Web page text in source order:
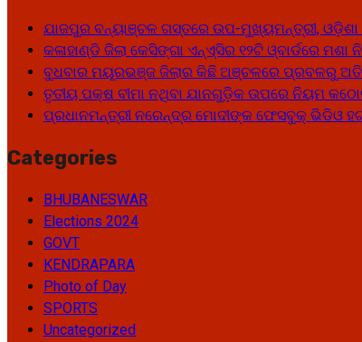
ଯାଜପୁର ବନ୍ୟାଞ୍ଚଳ ଗସ୍ତରେ ଉପ-ମୁଖ୍ୟମନ୍ତ୍ରୀ, ଓଡ଼ିଶା
କଳାହାଣ୍ଡି ଜିଲା କେସିଙ୍ଗା ଏନ୍‌ଏ୍‌ସିର ୧୨ଟି ଓ୍ବାର୍ଡରେ
ବୁଧବାର ମୟୂରଭଞ୍ଜ ଜିଲାର କିଛି ଅଞ୍ଚଳରେ ପ୍ରବଳରୁ ଅତି
ତୃତୀୟ ପକ୍ଷ ବୀମା ନଥିବା ଯାନଗୁଡ଼ିକ ଉପରେ ନିୟମ
ପ୍ରଧାନମନ୍ତ୍ରୀ ନରେନ୍ଦ୍ର ମୋଦୀଙ୍କ ଫେସବୁକ୍ ଭିଡିଓ
Categories
BHUBANESWAR
Elections 2024
GOVT
KENDRAPARA
Photo of Day
SPORTS
Uncategorized